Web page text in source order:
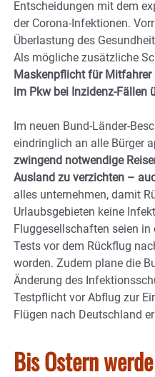
Entscheidungen mit dem
der Corona-Infektionen.
Überlastung des
Als mögliche zusätzliche
Maskenpflicht für Mitfahrer
im Pkw bei Inzidenz-Fällen
Im neuen Bund-Länder-
eindringlich an alle Bürger
zwingend notwendige
Ausland zu verzichten –
alles unternehmen, damit
Urlaubsgebieten keine
Fluggesellschaften seien
Tests vor dem Rückflug
worden. Zudem plane die
Änderung des
Testpflicht vor Abflug zur
Flügen nach Deutschland
Bis Ostern